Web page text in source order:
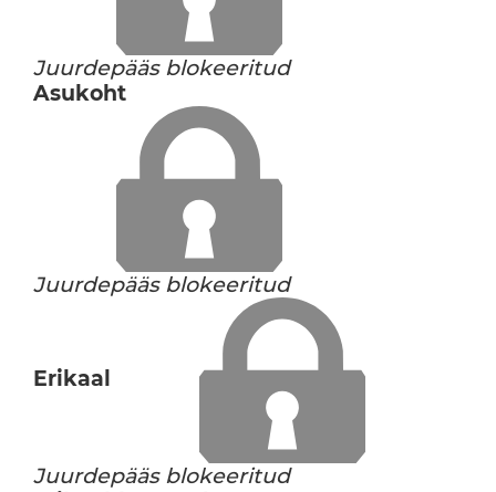
Juurdepääs blokeeritud
Asukoht
Juurdepääs blokeeritud
Erikaal
Juurdepääs blokeeritud